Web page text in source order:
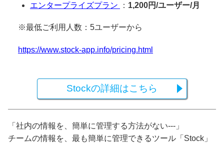
エンタープライズプラン
： 1,200円/ユーザー/月
※最低ご利用人数：5ユーザーから
https://www.stock-app.info/pricing.html
Stockの詳細はこちら
「社内の情報を、簡単に管理する方法がない---」
チームの情報を、最も簡単に管理できるツール「Stock」